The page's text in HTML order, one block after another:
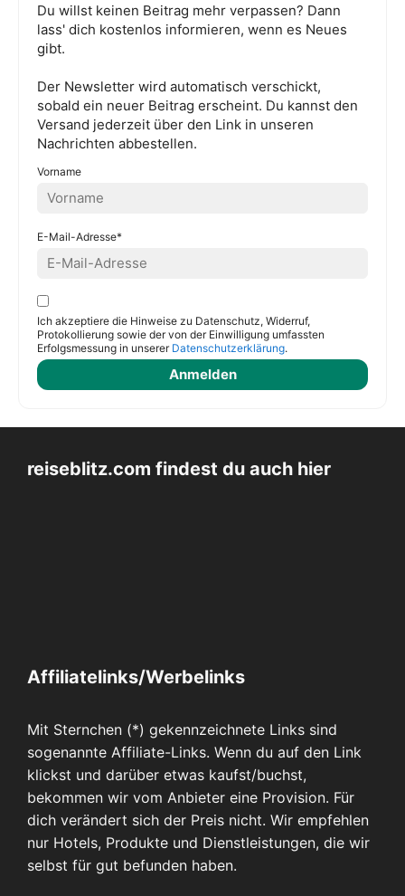
Du willst keinen Beitrag mehr verpassen? Dann
lass' dich kostenlos informieren, wenn es Neues
gibt.
Der Newsletter wird automatisch verschickt,
sobald ein neuer Beitrag erscheint. Du kannst den
Versand jederzeit über den Link in unseren
Nachrichten abbestellen.
Vorname
E-Mail-Adresse*
Ich akzeptiere die Hinweise zu Datenschutz, Widerruf,
Protokollierung sowie der von der Einwilligung umfassten
Erfolgsmessung in unserer Datenschutzerklärung.
reiseblitz.com findest du auch hier
Affiliatelinks/Werbelinks
Mit Sternchen (*) gekennzeichnete Links sind
sogenannte Affiliate-Links. Wenn du auf den Link
klickst und darüber etwas kaufst/buchst,
bekommen wir vom Anbieter eine Provision. Für
dich verändert sich der Preis nicht. Wir empfehlen
nur Hotels, Produkte und Dienstleistungen, die wir
selbst für gut befunden haben.